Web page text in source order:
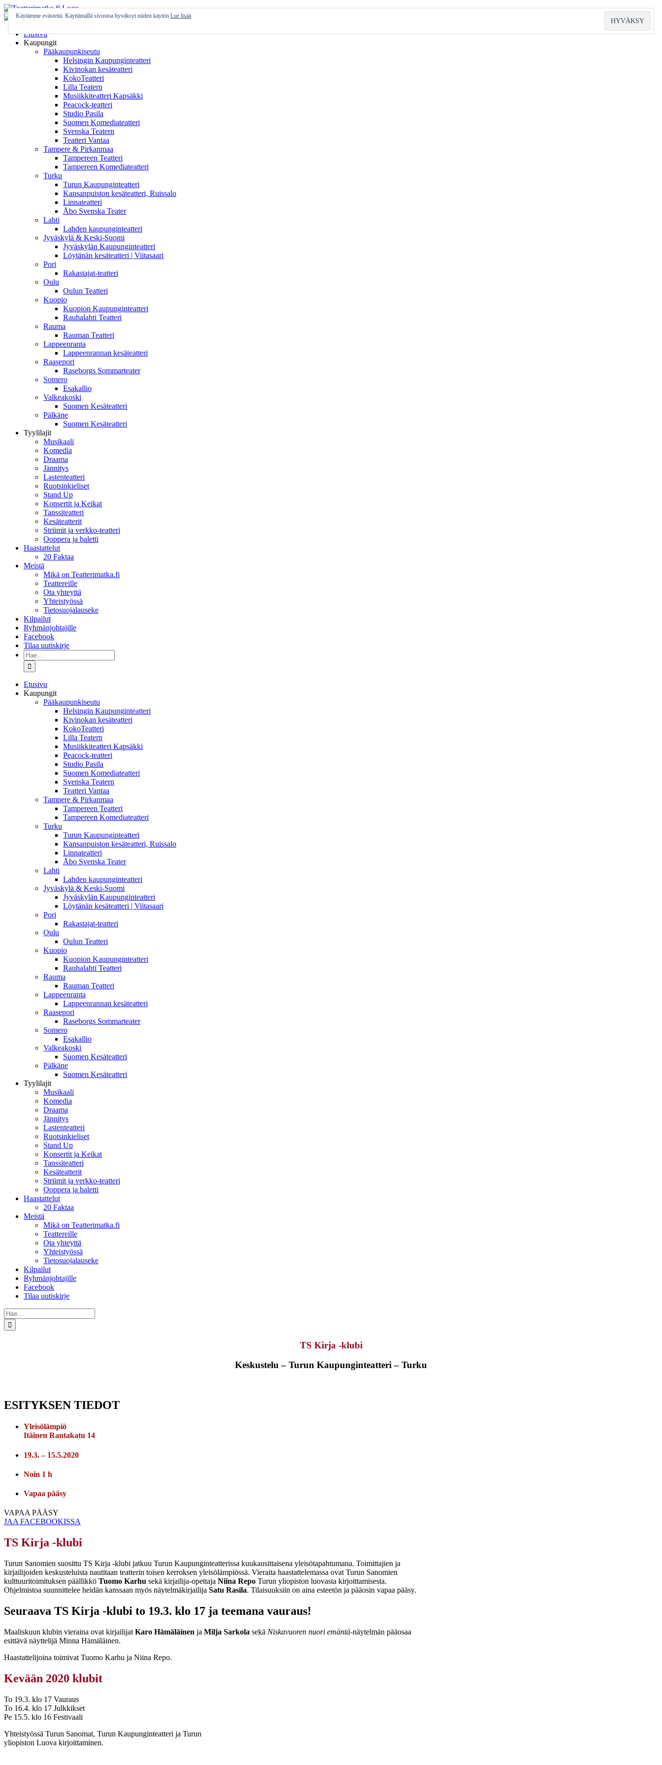
Skip
to
Etusivu
Kaupungit
Pääkaupunkiseutu
Helsingin Kaupunginteatteri
Kivinokan kesäteatteri
KokoTeatteri
Lilla Teatern
Musiikkiteatteri Kapsäkki
Peacock-teatteri
Studio Pasila
Suomen Komediateatteri
Svenska Teatern
Teatteri Vantaa
Tampere & Pirkanmaa
Tampereen Teatteri
Tampereen Komediateatteri
Turku
Turun Kaupunginteatteri
Kansanpuiston kesäteatteri, Ruissalo
Linnateatteri
Åbo Svenska Teater
Lahti
Lahden kaupunginteatteri
Jyväskylä & Keski-Suomi
Jyväskylän Kaupunginteatteri
Löytänän kesäteatteri | Viitasaari
Pori
Rakastajat-teatteri
Oulu
Oulun Teatteri
Kuopio
Kuopion Kaupunginteatteri
Rauhalahti Teatteri
Rauma
Rauman Teatteri
Lappeenranta
Lappeenrannan kesäteatteri
Raasepori
Raseborgs Sommarteater
Somero
Esakallio
Valkeakoski
Suomen Kesäteatteri
Pälkäne
Suomen Kesäteatteri
Tyylilajit
Musikaali
Komedia
Draama
Jännitys
Lastenteatteri
Ruotsinkieliset
Stand Up
Konsertit ja Keikat
Tanssiteatteri
Kesäteatterit
Striimit ja verkko-teatteri
Ooppera ja baletti
Haastattelut
20 Faktaa
Meistä
Mikä on Teatterimatka.fi
Teattereille
Ota yhteyttä
Yhteistyössä
Tietosuojalauseke
Kilpailut
Ryhmänjohtajille
Facebook
Tilaa uutiskirje
Etsi
...
Etusivu
Kaupungit
Pääkaupunkiseutu
Helsingin Kaupunginteatteri
Kivinokan kesäteatteri
KokoTeatteri
Lilla Teatern
Musiikkiteatteri Kapsäkki
Peacock-teatteri
Studio Pasila
Suomen Komediateatteri
Svenska Teatern
Teatteri Vantaa
Tampere & Pirkanmaa
Tampereen Teatteri
Tampereen Komediateatteri
Turku
Turun Kaupunginteatteri
Kansanpuiston kesäteatteri, Ruissalo
Linnateatteri
Åbo Svenska Teater
Lahti
Lahden kaupunginteatteri
Jyväskylä & Keski-Suomi
Jyväskylän Kaupunginteatteri
Löytänän kesäteatteri | Viitasaari
Pori
Rakastajat-teatteri
Oulu
Oulun Teatteri
Kuopio
Kuopion Kaupunginteatteri
Rauhalahti Teatteri
Rauma
Rauman Teatteri
Lappeenranta
Lappeenrannan kesäteatteri
Raasepori
Raseborgs Sommarteater
Somero
Esakallio
Valkeakoski
Suomen Kesäteatteri
Pälkäne
Suomen Kesäteatteri
Tyylilajit
Musikaali
Komedia
Draama
Jännitys
Lastenteatteri
Ruotsinkieliset
Stand Up
Konsertit ja Keikat
Tanssiteatteri
Kesäteatterit
Striimit ja verkko-teatteri
Ooppera ja baletti
Haastattelut
20 Faktaa
Meistä
Mikä on Teatterimatka.fi
Teattereille
Ota yhteyttä
Yhteistyössä
Tietosuojalauseke
Kilpailut
Ryhmänjohtajille
Facebook
Tilaa uutiskirje
Etsi
...
TS Kirja -klubi
Keskustelu – Turun Kaupunginteatteri – Turku
ESITYKSEN TIEDOT
Yleisölämpiö
Itäinen Rantakatu 14
19.3. – 15.5.2020
Noin 1 h
Vapaa pääsy
VAPAA PÄÄSY
JAA FACEBOOKISSA
TS Kirja -klubi
Turun Sanomien suosittu TS Kirja -klubi jatkuu Turun Kaupunginteatterissa kuukausittaisena yleisötapahtumana. Toimittajien ja
kirjailijoiden keskusteluista nautitaan teatterin toisen kerroksen yleisölämpiössä. Vieraita haastattelemassa ovat Turun Sanomien
kulttuuritoimituksen päällikkö Tuomo Karhu sekä kirjailija-opettaja Niina Repo Turun yliopiston luovasta kirjoittamisesta.
Ohjelmistoa suunnittelee heidän kanssaan myös näytelmäkirjailija Satu Rasila. Tilaisuuksiin on aina esteetön ja pääosin vapaa pääsy.
Seuraava TS Kirja -klubi to 19.3. klo 17 ja teemana vauraus!
Maaliskuun klubin vieraina ovat kirjailijat Karo Hämäläinen ja Milja Sarkola sekä Niskavuoren nuori emäntä-näytelmän pääosaa
esittävä näyttelijä Minna Hämäläinen.
Haastattelijoina toimivat Tuomo Karhu ja Niina Repo.
Kevään 2020 klubit
To 19.3. klo 17 Vauraus
To 16.4. klo 17 Julkkikset
Pe 15.5. klo 16 Festivaali
Yhteistyössä Turun Sanomat, Turun Kaupunginteatteri ja Turun
yliopiston Luova kirjoittaminen.
Käytämme evästeitä. Käyttämällä sivustoa hyväksyt niiden käytön Lue lisää